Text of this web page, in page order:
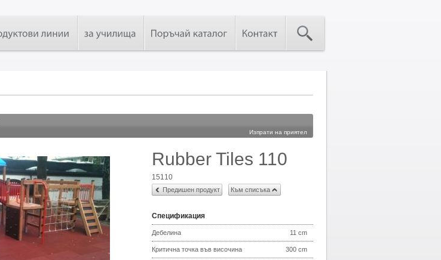
Изпрати на приятел
Rubber Tiles 110
15110
Предишен продукт Към списъка
Спецификация
Дебелина 11 cm
Критична точка във височина 300 cm